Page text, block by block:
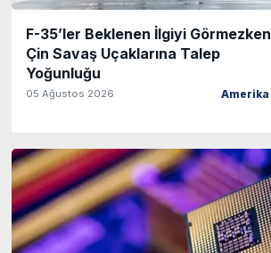
F-35’ler Beklenen İlgiyi Görmezken
Çin Savaş Uçaklarına Talep
Yoğunluğu
05 Ağustos 2026 Amerika